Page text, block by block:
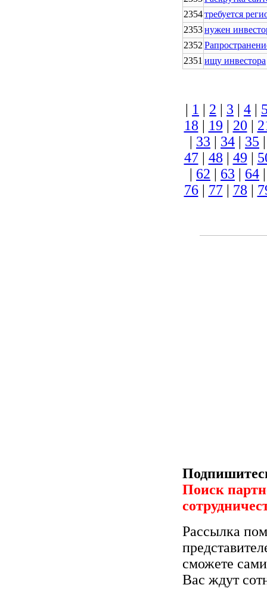
2354требуется
2353нужен
2352
2351 ищу инвестора
| 1 | 2 | 3 | 4 |
18 | 19 | 20 |
| 33 | 34 | 35
47| 48 | 49 |
| 62 | 63 | 64
76| 77| 78 |
Поиск
Рассылка
сможете
Вас ждут